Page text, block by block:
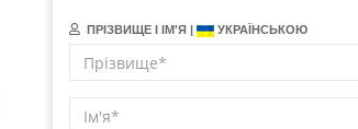
ПРІЗВИЩЕ І ІМ'Я | УКРАЇНСЬКОЮ